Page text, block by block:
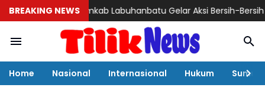
BREAKING NEWS
Pemkab Labuhanbatu Gelar Aksi Bersih-Bersih Sambut HUT
Home Nasional Internasional Hukum Sumut